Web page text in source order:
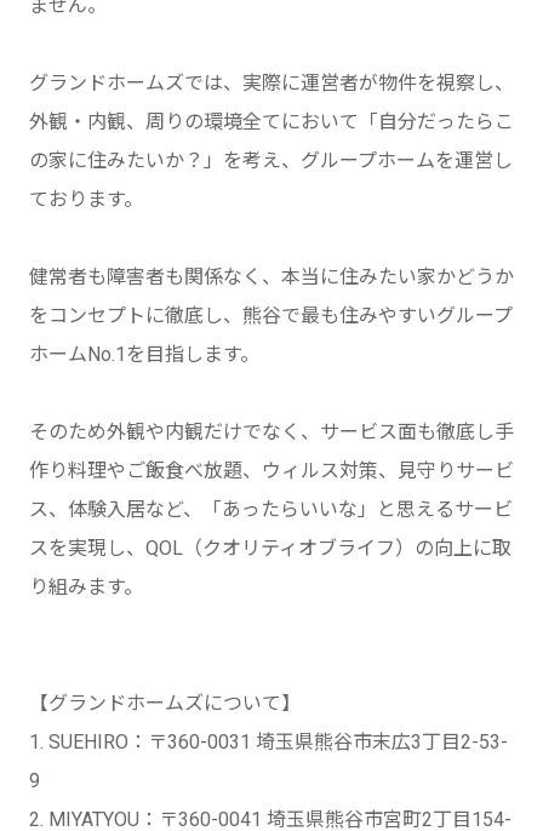
ません。
グランドホームズでは、実際に運営者が物件を視察し、
外観・内観、周りの環境全てにおいて「自分だったらこ
の家に住みたいか？」を考え、グループホームを運営し
ております。
健常者も障害者も関係なく、本当に住みたい家かどうか
をコンセプトに徹底し、熊谷で最も住みやすいグループ
ホームNo.1を目指します。
そのため外観や内観だけでなく、サービス面も徹底し手
作り料理やご飯食べ放題、ウィルス対策、見守りサービ
ス、体験入居など、「あったらいいな」と思えるサービ
スを実現し、QOL（クオリティオブライフ）の向上に取
り組みます。
【グランドホームズについて】
1. SUEHIRO：〒360-0031 埼玉県熊谷市末広3丁目2-53-
9
2. MIYATYOU：〒360-0041 埼玉県熊谷市宮町2丁目154-